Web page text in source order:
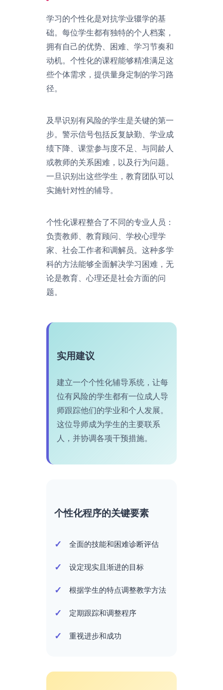
学习的个性化是对抗学业辍学的基
础。每位学生都有独特的个人档案，
拥有自己的优势、困难、学习节奏和
动机。个性化的课程能够精准满足这
些个体需求，提供量身定制的学习路
径。
及早识别有风险的学生是关键的第一
步。警示信号包括反复缺勤、学业成
绩下降、课堂参与度不足、与同龄人
或教师的关系困难，以及行为问题。
一旦识别出这些学生，教育团队可以
实施针对性的辅导。
个性化课程整合了不同的专业人员：
负责教师、教育顾问、学校心理学
家、社会工作者和调解员。这种多学
科的方法能够全面解决学习困难，无
论是教育、心理还是社会方面的问
题。
实用建议
建立一个个性化辅导系统，让每
位有风险的学生都有一位成人导
师跟踪他们的学业和个人发展。
这位导师成为学生的主要联系
人，并协调各项干预措施。
个性化程序的关键要素
全面的技能和困难诊断评估
设定现实且渐进的目标
根据学生的特点调整教学方法
定期跟踪和调整程序
重视进步和成功